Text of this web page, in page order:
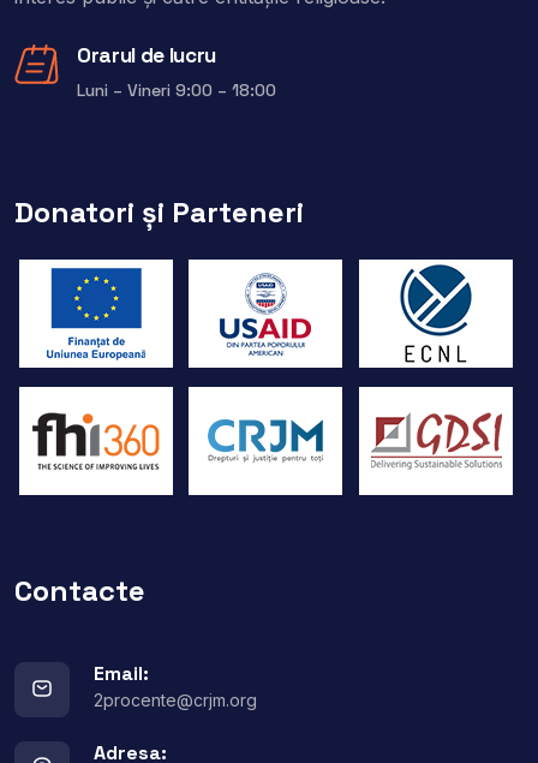
Orarul de lucru
Luni – Vineri 9:00 – 18:00
Donatori și Parteneri
Contacte
Email:
2procente@crjm.org
Adresa: